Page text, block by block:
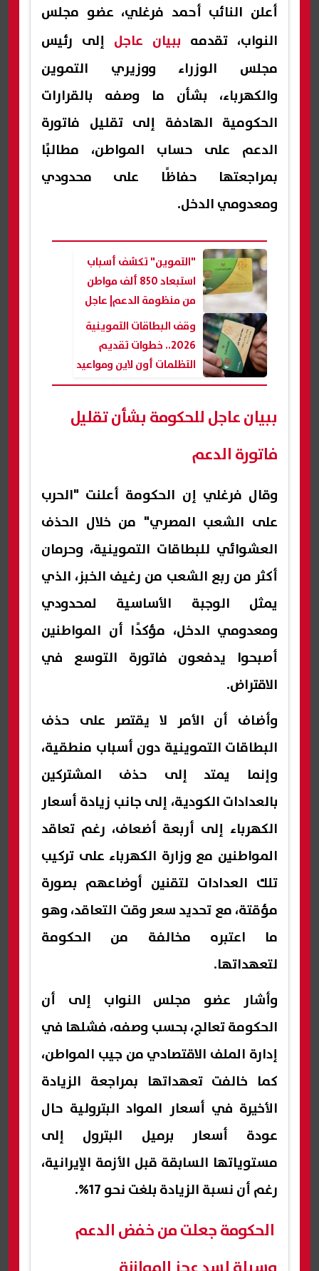
أعلن النائب أحمد فرغلي، عضو مجلس
النواب، تقدمه ببيان عاجل إلى رئيس
مجلس الوزراء ووزيري التموين
والكهرباء، بشأن ما وصفه بالقرارات
الحكومية الهادفة إلى تقليل فاتورة
الدعم على حساب المواطن، مطالبًا
بمراجعتها حفاظًا على محدودي
ومعدومي الدخل.
"التموين" تكشف أسباب
استبعاد 850 ألف مواطن
من منظومة الدعم| عاجل
وقف البطاقات التموينية
2026.. خطوات تقديم
التظلمات أون لاين ومواعيد
إعادة الدعم
ببيان عاجل للحكومة بشأن تقليل
فاتورة الدعم
وقال فرغلي إن الحكومة أعلنت "الحرب
على الشعب المصري" من خلال الحذف
العشوائي للبطاقات التموينية، وحرمان
أكثر من ربع الشعب من رغيف الخبز، الذي
يمثل الوجبة الأساسية لمحدودي
ومعدومي الدخل، مؤكدًا أن المواطنين
أصبحوا يدفعون فاتورة التوسع في
الاقتراض.
وأضاف أن الأمر لا يقتصر على حذف
البطاقات التموينية دون أسباب منطقية،
وإنما يمتد إلى حذف المشتركين
بالعدادات الكودية، إلى جانب زيادة أسعار
الكهرباء إلى أربعة أضعاف، رغم تعاقد
المواطنين مع وزارة الكهرباء على تركيب
تلك العدادات لتقنين أوضاعهم بصورة
مؤقتة، مع تحديد سعر وقت التعاقد، وهو
ما اعتبره مخالفة من الحكومة
لتعهداتها.
وأشار عضو مجلس النواب إلى أن
الحكومة تعالج، بحسب وصفه، فشلها في
إدارة الملف الاقتصادي من جيب المواطن،
كما خالفت تعهداتها بمراجعة الزيادة
الأخيرة في أسعار المواد البترولية حال
عودة أسعار برميل البترول إلى
مستوياتها السابقة قبل الأزمة الإيرانية،
رغم أن نسبة الزيادة بلغت نحو 17%.
الحكومة جعلت من خفض الدعم